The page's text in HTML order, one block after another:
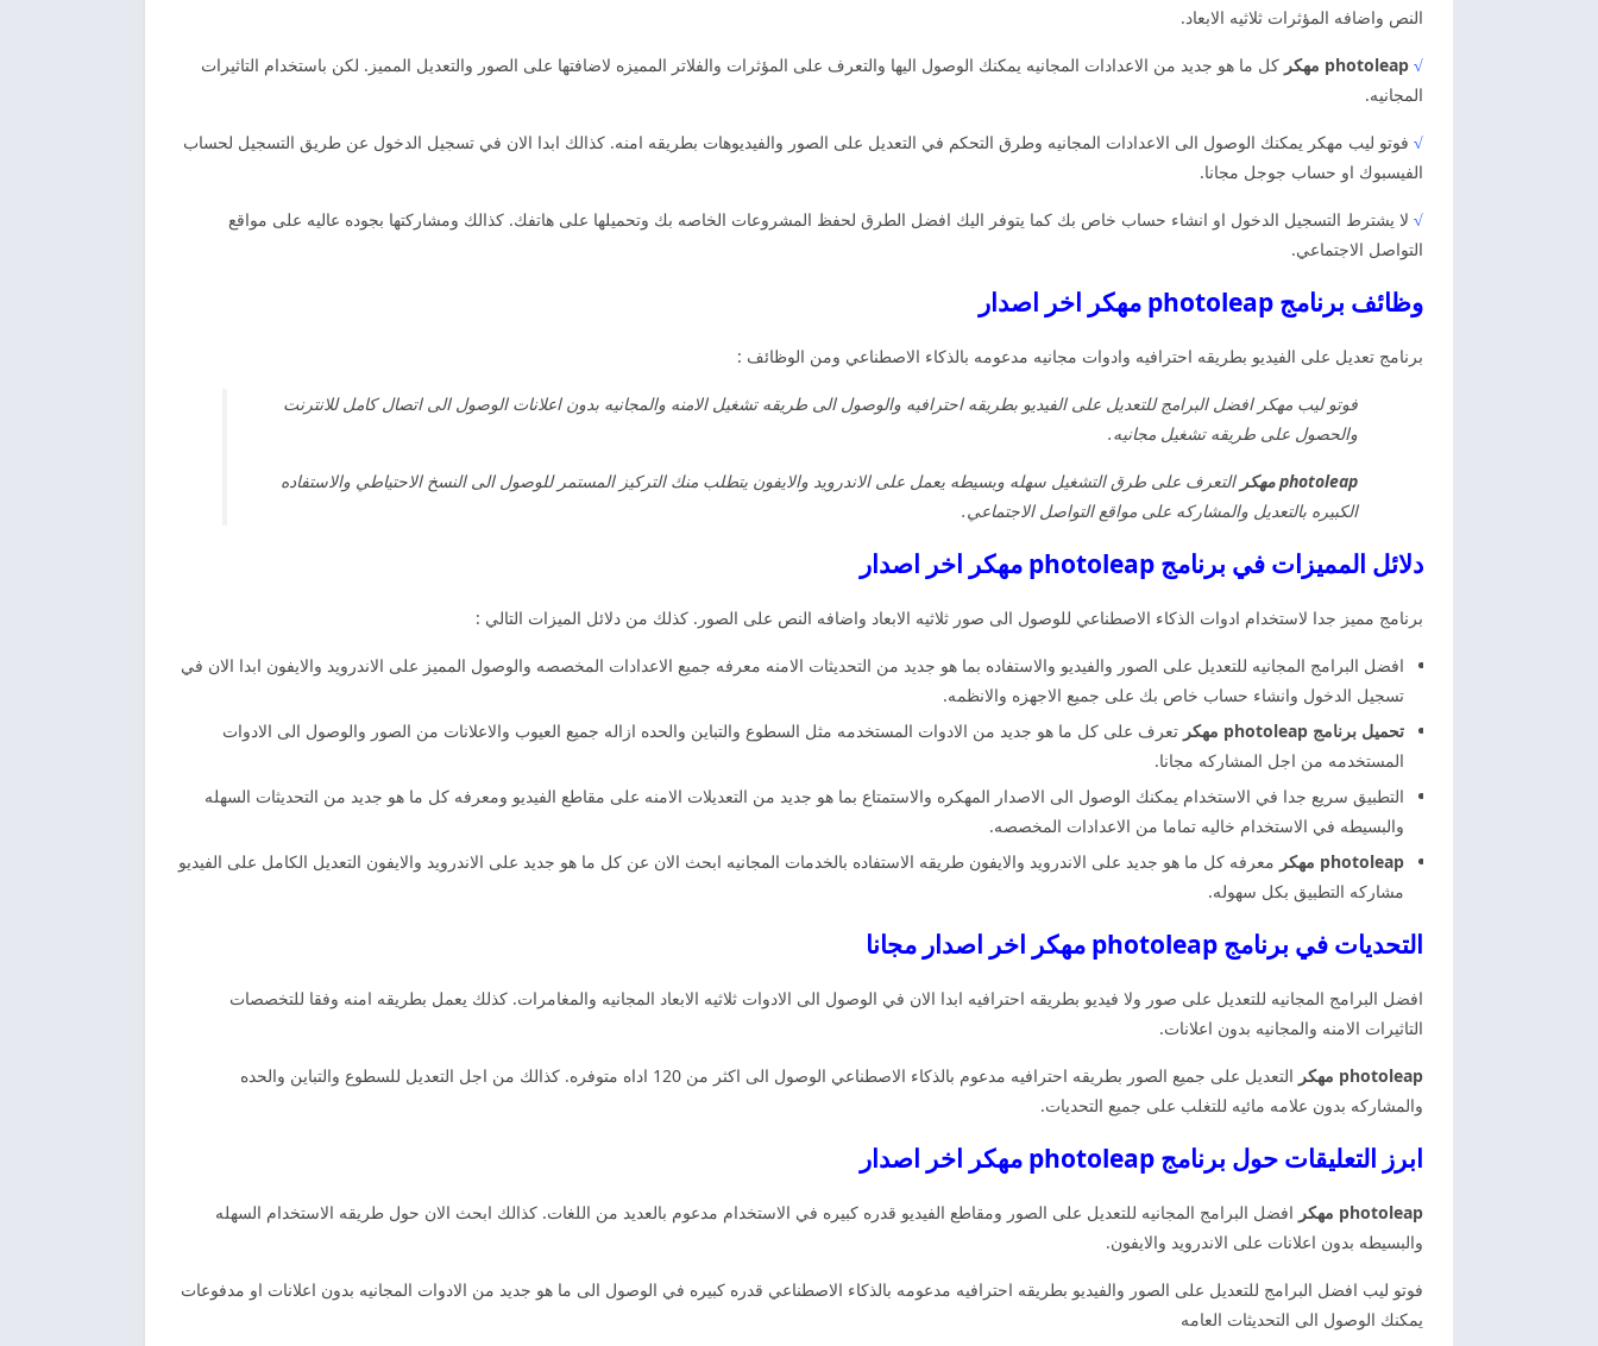
النص واضافه المؤثرات ثلاثيه الابعاد.
√ photoleap مهكر
كل ما هو جديد من الاعدادات المجانيه يمكنك الوصول اليها والتعرف على المؤثرات والفلاتر المميزه لاضافتها على الصور والتعديل المميز. لكن باستخدام التاثيرات
المجانيه.
√ فوتو ليب مهكر يمكنك الوصول الى الاعدادات المجانيه وطرق التحكم في التعديل على الصور والفيديوهات بطريقه امنه. كذالك ابدا الان في تسجيل الدخول عن طريق التسجيل لحساب
الفيسبوك او حساب جوجل مجانا.
√ لا يشترط التسجيل الدخول او انشاء حساب خاص بك كما يتوفر اليك افضل الطرق لحفظ المشروعات الخاصه بك وتحميلها على هاتفك. كذالك ومشاركتها بجوده عاليه على مواقع
التواصل الاجتماعي.
وظائف برنامج photoleap مهكر اخر اصدار
برنامج تعديل على الفيديو بطريقه احترافيه وادوات مجانيه مدعومه بالذكاء الاصطناعي ومن الوظائف :
فوتو ليب مهكر افضل البرامج للتعديل على الفيديو بطريقه احترافيه والوصول الى طريقه تشغيل الامنه والمجانيه بدون اعلانات الوصول الى اتصال كامل للانترنت
والحصول على طريقه تشغيل مجانيه.
photoleap مهكر
التعرف على طرق التشغيل سهله وبسيطه يعمل على الاندرويد والايفون يتطلب منك التركيز المستمر للوصول الى النسخ الاحتياطي والاستفاده
الكبيره بالتعديل والمشاركه على مواقع التواصل الاجتماعي.
دلائل المميزات في برنامج photoleap مهكر اخر اصدار
برنامج مميز جدا لاستخدام ادوات الذكاء الاصطناعي للوصول الى صور ثلاثيه الابعاد واضافه النص على الصور. كذلك من دلائل الميزات التالي :
افضل البرامج المجانيه للتعديل على الصور والفيديو والاستفاده بما هو جديد من التحديثات الامنه معرفه جميع الاعدادات المخصصه والوصول المميز على الاندرويد والايفون ابدا الان في
تسجيل الدخول وانشاء حساب خاص بك على جميع الاجهزه والانظمه.
تحميل برنامج photoleap مهكر
تعرف على كل ما هو جديد من الادوات المستخدمه مثل السطوع والتباين والحده ازاله جميع العيوب والاعلانات من الصور والوصول الى الادوات
المستخدمه من اجل المشاركه مجانا.
التطبيق سريع جدا في الاستخدام يمكنك الوصول الى الاصدار المهكره والاستمتاع بما هو جديد من التعديلات الامنه على مقاطع الفيديو ومعرفه كل ما هو جديد من التحديثات السهله
والبسيطه في الاستخدام خاليه تماما من الاعدادات المخصصه.
photoleap مهكر
معرفه كل ما هو جديد على الاندرويد والايفون طريقه الاستفاده بالخدمات المجانيه ابحث الان عن كل ما هو جديد على الاندرويد والايفون التعديل الكامل على الفيديو
مشاركه التطبيق بكل سهوله.
التحديات في برنامج photoleap مهكر اخر اصدار مجانا
افضل البرامج المجانيه للتعديل على صور ولا فيديو بطريقه احترافيه ابدا الان في الوصول الى الادوات ثلاثيه الابعاد المجانيه والمغامرات. كذلك يعمل بطريقه امنه وفقا للتخصصات
التاثيرات الامنه والمجانيه بدون اعلانات.
photoleap مهكر
التعديل على جميع الصور بطريقه احترافيه مدعوم بالذكاء الاصطناعي الوصول الى اكثر من 120 اداه متوفره. كذالك من اجل التعديل للسطوع والتباين والحده
والمشاركه بدون علامه مائيه للتغلب على جميع التحديات.
ابرز التعليقات حول برنامج photoleap مهكر اخر اصدار
photoleap مهكر
افضل البرامج المجانيه للتعديل على الصور ومقاطع الفيديو قدره كبيره في الاستخدام مدعوم بالعديد من اللغات. كذالك ابحث الان حول طريقه الاستخدام السهله
والبسيطه بدون اعلانات على الاندرويد والايفون.
فوتو ليب افضل البرامج للتعديل على الصور والفيديو بطريقه احترافيه مدعومه بالذكاء الاصطناعي قدره كبيره في الوصول الى ما هو جديد من الادوات المجانيه بدون اعلانات او مدفوعات
يمكنك الوصول الى التحديثات العامه